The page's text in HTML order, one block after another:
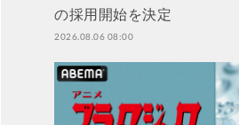
の採用開始を決定
2026.08.06 08:00